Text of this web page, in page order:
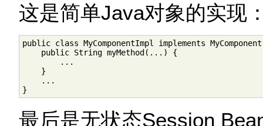
这是简单Java对象的实现
public class MyComponentImpl implements
    public String myMethod(...) {
        ...
    }
    ...
}
最后是无状态Session